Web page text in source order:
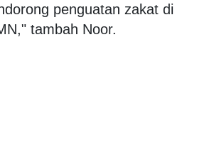
penguatan zakat di
tambah Noor.